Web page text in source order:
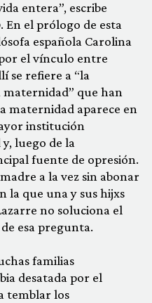
entera”, escribe
. En el prólogo de esta
española Carolina
el vínculo entre
se refiere a “la
que han
maternidad aparece en
institución
luego de la
fuente de opresión.
a la vez sin abonar
la que una y sus hijxs
no soluciona el
esa pregunta.
familias
desatada por el
temblar los